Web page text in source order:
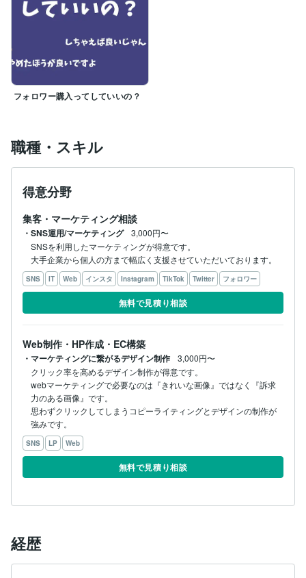
フォロワー購入ってしていいの？
職種・スキル
得意分野
集客・マーケティング相談
・SNS運用/マーケティング
3,000円〜
SNSを利用したマーケティングが得意です。
大手企業から個人の方まで幅広く支援させていただいております。
SNS IT Web インスタ Instagram TikTok Twitter フォロワー
無料で見積り相談
Web制作・HP作成・EC構築
・マーケティングに繋がるデザイン制作
3,000円〜
クリック率を高めるデザイン制作が得意です。
webマーケティングで必要なのは『きれいな画像』ではなく『訴求
力のある画像』です。
思わずクリックしてしまうコピーライティングとデザインの制作が
強みです。
SNS LP Web
無料で見積り相談
経歴